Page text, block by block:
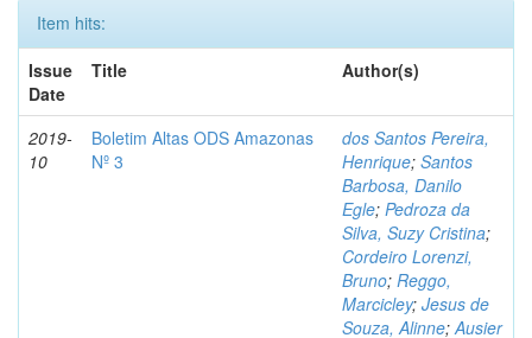
Item hits:
Issue
Date
Title Author(s)
2019-
10
Boletim Altas ODS Amazonas
Nº 3
dos Santos Pereira,
Henrique; Santos
Barbosa, Danilo
Egle; Pedroza da
Silva, Suzy Cristina;
Cordeiro Lorenzi,
Bruno; Reggo,
Marcicley; Jesus de
Souza, Alinne;Ausier